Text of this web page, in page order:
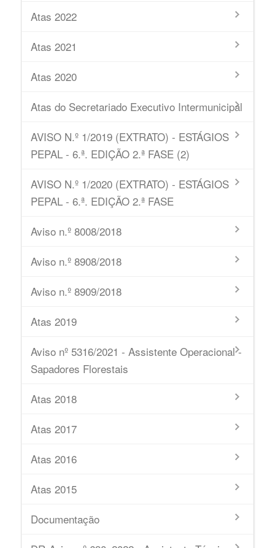
Atas 2022
Atas 2021
Atas 2020
Atas do Secretariado Executivo Intermunicipal
AVISO N.º 1/2019 (EXTRATO) - ESTÁGIOS
PEPAL - 6.ª. EDIÇÃO 2.ª FASE (2)
AVISO N.º 1/2020 (EXTRATO) - ESTÁGIOS
PEPAL - 6.ª. EDIÇÃO 2.ª FASE
Aviso n.º 8008/2018
Aviso n.º 8908/2018
Aviso n.º 8909/2018
Atas 2019
Aviso nº 5316/2021 - Assistente Operacional -
Sapadores Florestais
Atas 2018
Atas 2017
Atas 2016
Atas 2015
Documentação